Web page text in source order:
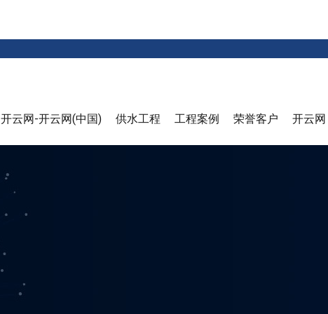
开云网-开云网(中国) 供水工程 工程案例 荣誉客户 开云网